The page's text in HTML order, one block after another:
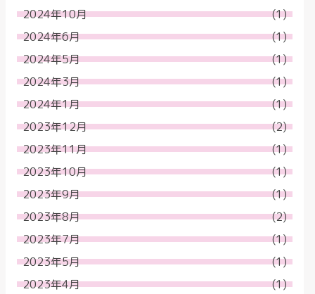
2024年10月
(1)
2024年6月
(1)
2024年5月
(1)
2024年3月
(1)
2024年1月
(1)
2023年12月
(2)
2023年11月
(1)
2023年10月
(1)
2023年9月
(1)
2023年8月
(2)
2023年7月
(1)
2023年5月
(1)
2023年4月
(1)